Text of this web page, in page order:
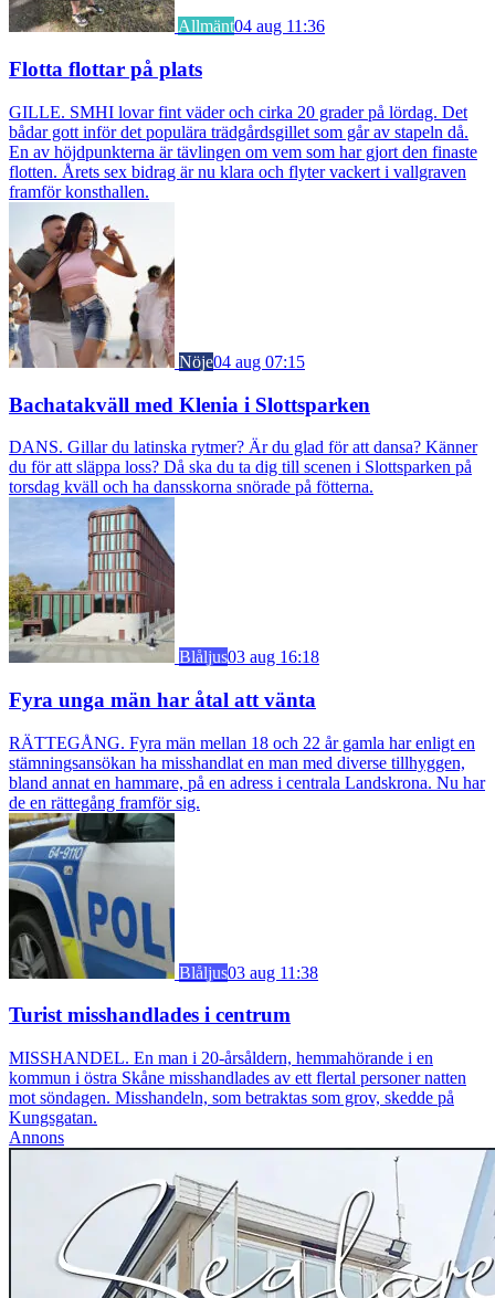
Allmänt04 aug 11:36
Flotta flottar på plats
GILLE. SMHI lovar fint väder och cirka 20 grader på lördag. Det
bådar gott inför det populära trädgårdsgillet som går av stapeln då.
En av höjdpunkterna är tävlingen om vem som har gjort den finaste
flotten. Årets sex bidrag är nu klara och flyter vackert i vallgraven
framför konsthallen.
Nöje04 aug 07:15
Bachatakväll med Klenia i Slottsparken
DANS. Gillar du latinska rytmer? Är du glad för att dansa? Känner
du för att släppa loss? Då ska du ta dig till scenen i Slottsparken på
torsdag kväll och ha dansskorna snörade på fötterna.
Blåljus03 aug 16:18
Fyra unga män har åtal att vänta
RÄTTEGÅNG. Fyra män mellan 18 och 22 år gamla har enligt en
stämningsansökan ha misshandlat en man med diverse tillhyggen,
bland annat en hammare, på en adress i centrala Landskrona. Nu har
de en rättegång framför sig.
Blåljus03 aug 11:38
Turist misshandlades i centrum
MISSHANDEL. En man i 20-årsåldern, hemmahörande i en
kommun i östra Skåne misshandlades av ett flertal personer natten
mot söndagen. Misshandeln, som betraktas som grov, skedde på
Kungsgatan.
Annons